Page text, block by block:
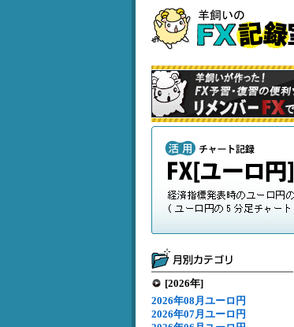
[2026年]
2026年08月ユーロ円
2026年07月ユーロ円